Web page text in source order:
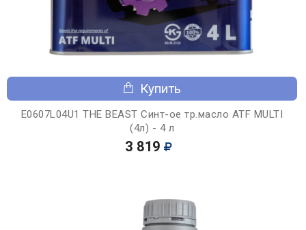
Купить
E0607L04U1 THE BEAST Синт-ое тр.масло ATF MULTI
(4л) - 4 л
3 819